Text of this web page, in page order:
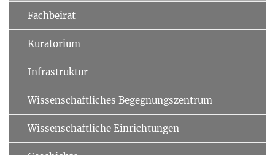
Fachbeirat
Kuratorium
Infrastruktur
Wissenschaftliches Begegnungszentrum
Wissenschaftliche Einrichtungen